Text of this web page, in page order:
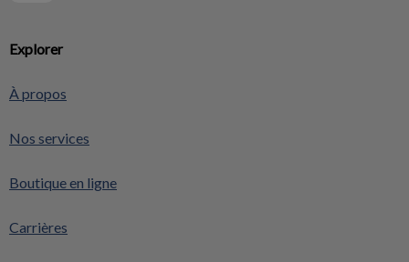
Explorer
À propos
Nos services
Boutique en ligne
Carrières